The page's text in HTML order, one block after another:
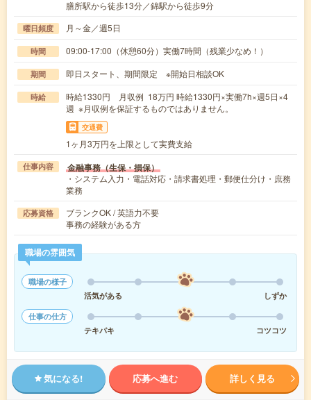
膳所駅から徒歩13分／錦駅から徒歩9分
曜日頻度 月～金／週5日
時間 09:00-17:00（休憩60分）実働7時間（残業少なめ！）
期間 即日スタート、期間限定 ※開始日相談OK
時給
時給1330円 月収例 18万円 時給1330円×実働7h×週5日×4
週 ※月収例を保証するものではありません。
交通費
1ヶ月3万円を上限として実費支給
仕事内容 金融事務（生保・損保）
・システム入力・電話対応・請求書処理・郵便仕分け・庶務
業務
応募資格
ブランクOK / 英語力不要
事務の経験がある方
職場の雰囲気
職場の様子
活気がある
しずか
仕事の仕方
テキパキ
コツコツ
気になる! 応募へ進む 詳しく見る